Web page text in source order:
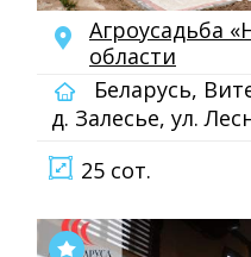
Агроусадьба
области
Беларусь,
д. Залесье, ул.
25 сот.